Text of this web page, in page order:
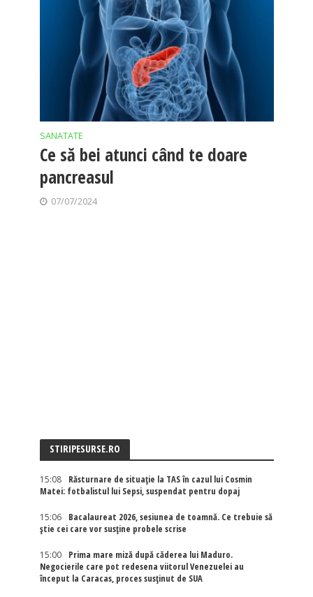
SANATATE
Ce să bei atunci când te doare
pancreasul
07/07/2024
STIRIPESURSE.RO
15:08
Răsturnare de situație la TAS în cazul lui Cosmin
Matei: fotbalistul lui Sepsi, suspendat pentru dopaj
15:06
Bacalaureat 2026, sesiunea de toamnă. Ce trebuie să
știe cei care vor susține probele scrise
15:00
Prima mare miză după căderea lui Maduro.
Negocierile care pot redesena viitorul Venezuelei au
început la Caracas, proces susținut de SUA